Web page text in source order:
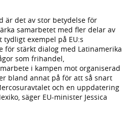
är det av stor betydelse för
samarbetet med fler delar av
exempel på EU:s
för stärkt dialog med Latinamerika
som frihandel,
i kampen mot organiserad
bland annat på för att så snart
och en uppdatering
säger EU-minister Jessica